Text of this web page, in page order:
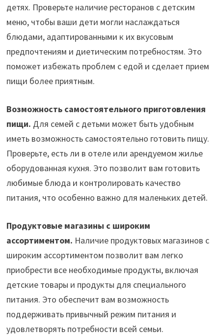
детях. Проверьте наличие ресторанов с детским
меню, чтобы ваши дети могли наслаждаться
блюдами, адаптированными к их вкусовым
предпочтениям и диетическим потребностям. Это
поможет избежать проблем с едой и сделает прием
пищи более приятным.
Возможность самостоятельного приготовления
пищи. Для семей с детьми может быть удобным
иметь возможность самостоятельно готовить пищу.
Проверьте, есть ли в отеле или арендуемом жилье
оборудованная кухня. Это позволит вам готовить
любимые блюда и контролировать качество
питания, что особенно важно для маленьких детей.
Продуктовые магазины с широким
ассортиментом. Наличие продуктовых магазинов с
широким ассортиментом позволит вам легко
приобрести все необходимые продукты, включая
детские товары и продукты для специального
питания. Это обеспечит вам возможность
поддерживать привычный режим питания и
удовлетворять потребности всей семьи.